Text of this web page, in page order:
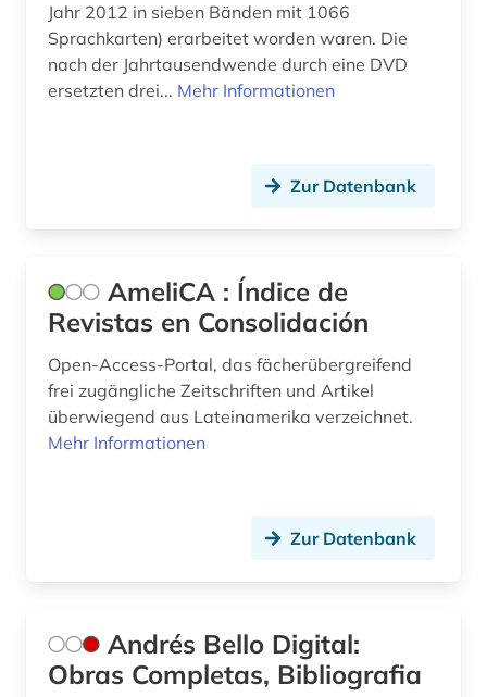
futurismus (1)
fürstliche bibliothek corvey (1)
galloromanistik (66)
geisteswissenschaften (23)
gelehrtenkorrespondenz (1)
geschichte &lt;1550-1921&gt; (1)
Jahr 2012 in sieben Bänden mit 1066
Sprachkarten) erarbeitet worden waren. Die
nach der Jahrtausendwende durch eine DVD
ersetzten drei... Mehr Informationen
Zur Datenbank
AmeliCA : Índice de
Revistas en Consolidación
Open-Access-Portal, das fächerübergreifend
frei zugängliche Zeitschriften und Artikel
überwiegend aus Lateinamerika verzeichnet.
Mehr Informationen
Zur Datenbank
Andrés Bello Digital:
Obras Completas, Bibliografia